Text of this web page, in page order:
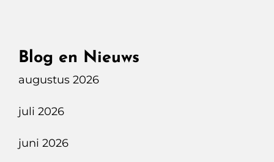
Meest
Blog en Nieuws
augustus 2026
juli 2026
juni 2026